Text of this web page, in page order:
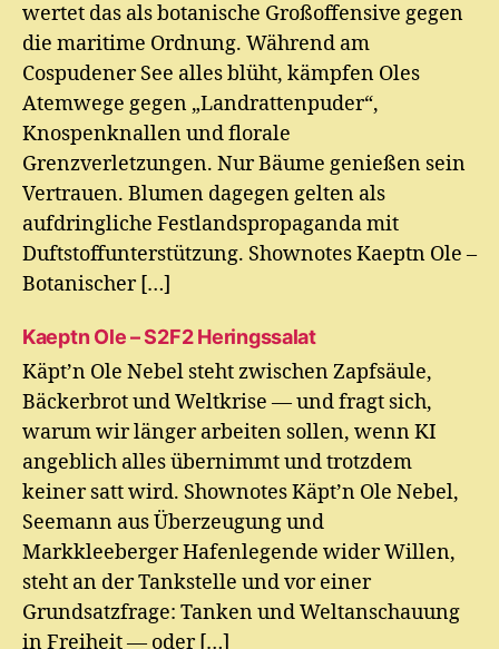
wertet das als botanische Großoffensive gegen
die maritime Ordnung. Während am
Cospudener See alles blüht, kämpfen Oles
Atemwege gegen „Landrattenpuder“,
Knospenknallen und florale
Grenzverletzungen. Nur Bäume genießen sein
Vertrauen. Blumen dagegen gelten als
aufdringliche Festlandspropaganda mit
Duftstoffunterstützung. Shownotes Kaeptn Ole –
Botanischer […]
Kaeptn Ole – S2F2 Heringssalat
Käpt’n Ole Nebel steht zwischen Zapfsäule,
Bäckerbrot und Weltkrise — und fragt sich,
warum wir länger arbeiten sollen, wenn KI
angeblich alles übernimmt und trotzdem
keiner satt wird. Shownotes Käpt’n Ole Nebel,
Seemann aus Überzeugung und
Markkleeberger Hafenlegende wider Willen,
steht an der Tankstelle und vor einer
Grundsatzfrage: Tanken und Weltanschauung
in Freiheit — oder […]